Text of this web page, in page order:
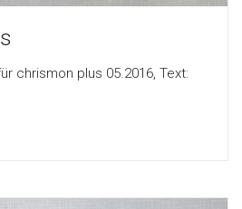
chrismon plus 05.2016, Text: